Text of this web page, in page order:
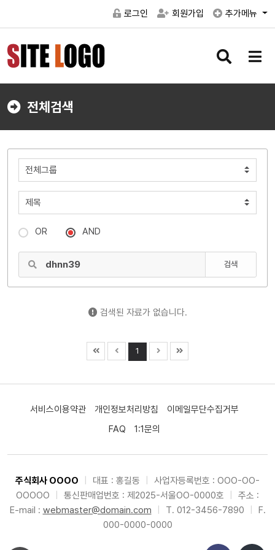
로그인 회원가입 추가메뉴
검
버
메
버
전체검색
OR AND
검색
검색된 자료가 없습니다.
1
서비스이용약관 개인정보처리방침
이메일무단수집거부
FAQ
1:1문의
주식회사 OOOO 대표 : 홍길동
사업자등록번호 : OOO-OO-
OOOOO
통신판매업번호 : 제2025-서울OO-0000호
주소 :
E-mail : webmaster@domain.com T. 012-3456-7890
F.
000-0000-0000